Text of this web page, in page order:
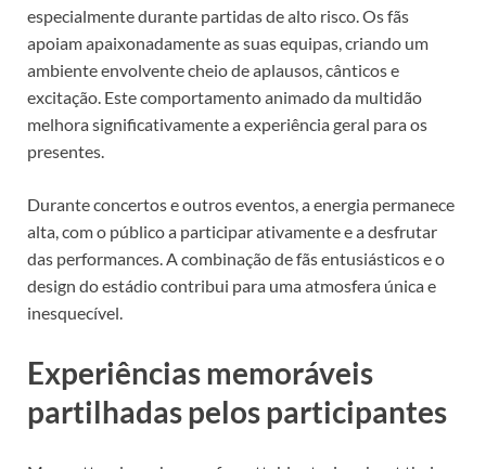
especialmente durante partidas de alto risco. Os fãs
apoiam apaixonadamente as suas equipas, criando um
ambiente envolvente cheio de aplausos, cânticos e
excitação. Este comportamento animado da multidão
melhora significativamente a experiência geral para os
presentes.
Durante concertos e outros eventos, a energia permanece
alta, com o público a participar ativamente e a desfrutar
das performances. A combinação de fãs entusiásticos e o
design do estádio contribui para uma atmosfera única e
inesquecível.
Experiências memoráveis
partilhadas pelos participantes